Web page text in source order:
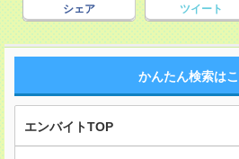
シェア ツイート
かんたん検索は
エンバイトTOP